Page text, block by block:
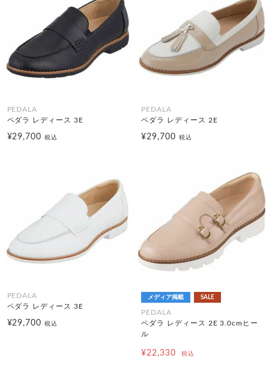
PEDALA
ペダラ レディース 3E
¥29,700税込
PEDALA
ペダラ レディース 2E
¥29,700 税込
PEDALA
ペダラ レディース 3E
¥29,700税込
メディア掲載 SALE
PEDALA
ペダラ レディース 2E 3.0cmヒー
ル
¥22,330 税込